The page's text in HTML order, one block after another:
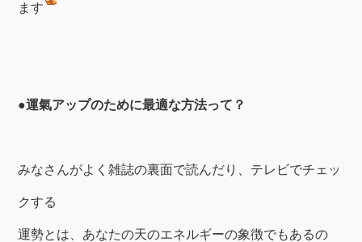
ます
●運氣アップのために最適な方法って？
みなさんがよく雑誌の裏面で読んだり、テレビでチェッ
クする
運勢とは、あなたの天のエネルギーの象徴でもあるの